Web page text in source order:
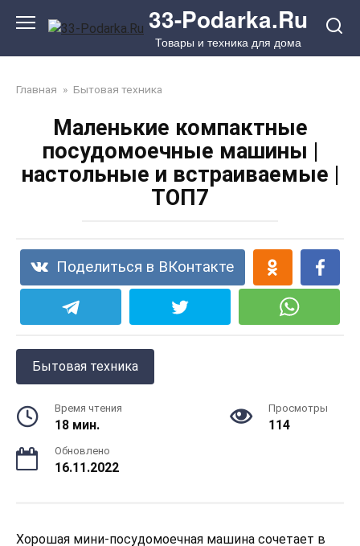
33-Podarka.Ru
Товары и техника для дома
Главная » Бытовая техника
Маленькие компактные
посудомоечные машины |
настольные и встраиваемые |
ТОП7
Поделиться в ВКонтакте
Бытовая техника
Время чтения
18 мин.
Просмотры
114
Обновлено
16.11.2022
Хорошая мини-посудомоечная машина сочетает в